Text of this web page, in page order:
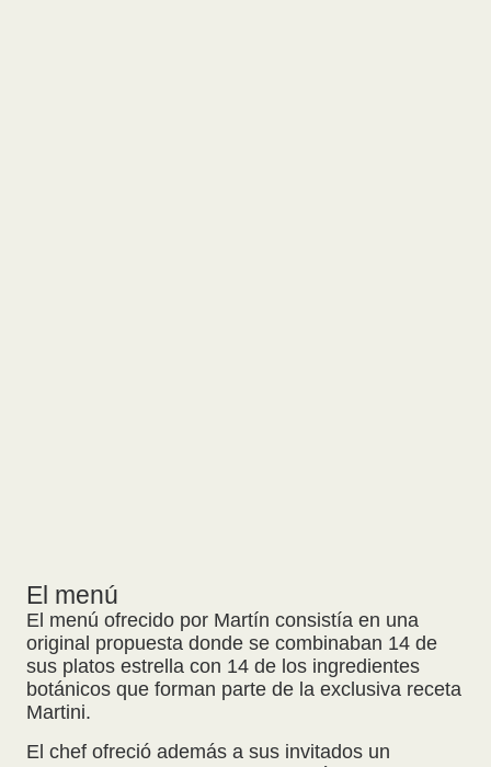
El menú
El menú ofrecido por Martín consistía en una
original propuesta donde se combinaban 14 de
sus platos estrella con 14 de los ingredientes
botánicos que forman parte de la exclusiva receta
Martini.
El chef ofreció además a sus invitados un